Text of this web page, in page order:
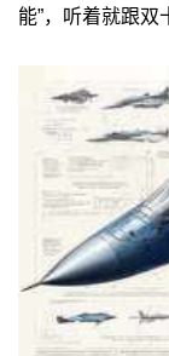
能”，听着就跟双